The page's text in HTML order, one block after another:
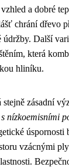
a dobré
chrání dřevo
údržby. Další
která
hliníku.
zásadní
nízkoemisními
úspornosti
vzácnými